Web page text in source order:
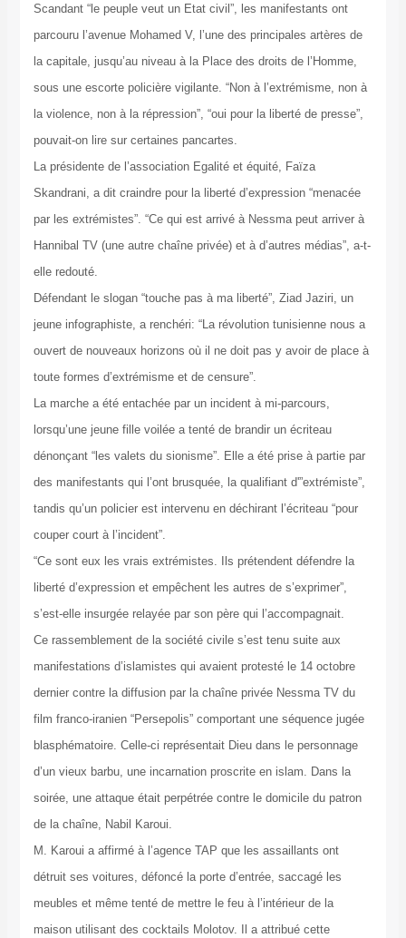
Scandant “le peuple veut un Etat civil”, les manifestants ont
parcouru l’avenue Mohamed V, l’une des principales artères de
la capitale, jusqu’au niveau à la Place des droits de l’Homme,
sous une escorte policière vigilante. “Non à l’extrémisme, non à
la violence, non à la répression”, “oui pour la liberté de presse”,
pouvait-on lire sur certaines pancartes.
La présidente de l’association Egalité et équité, Faïza
Skandrani, a dit craindre pour la liberté d’expression “menacée
par les extrémistes”. “Ce qui est arrivé à Nessma peut arriver à
Hannibal TV (une autre chaîne privée) et à d’autres médias”, a-t-
elle redouté.
Défendant le slogan “touche pas à ma liberté”, Ziad Jaziri, un
jeune infographiste, a renchéri: “La révolution tunisienne nous a
ouvert de nouveaux horizons où il ne doit pas y avoir de place à
toute formes d’extrémisme et de censure”.
La marche a été entachée par un incident à mi-parcours,
lorsqu’une jeune fille voilée a tenté de brandir un écriteau
dénonçant “les valets du sionisme”. Elle a été prise à partie par
des manifestants qui l’ont brusquée, la qualifiant d'”extrémiste”,
tandis qu’un policier est intervenu en déchirant l’écriteau “pour
couper court à l’incident”.
“Ce sont eux les vrais extrémistes. Ils prétendent défendre la
liberté d’expression et empêchent les autres de s’exprimer”,
s’est-elle insurgée relayée par son père qui l’accompagnait.
Ce rassemblement de la société civile s’est tenu suite aux
manifestations d’islamistes qui avaient protesté le 14 octobre
dernier contre la diffusion par la chaîne privée Nessma TV du
film franco-iranien “Persepolis” comportant une séquence jugée
blasphématoire. Celle-ci représentait Dieu dans le personnage
d’un vieux barbu, une incarnation proscrite en islam. Dans la
soirée, une attaque était perpétrée contre le domicile du patron
de la chaîne, Nabil Karoui.
M. Karoui a affirmé à l’agence TAP que les assaillants ont
détruit ses voitures, défoncé la porte d’entrée, saccagé les
meubles et même tenté de mettre le feu à l’intérieur de la
maison utilisant des cocktails Molotov. Il a attribué cette